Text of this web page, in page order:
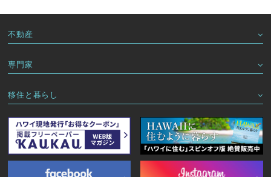
不動産
専門家
移住と暮らし